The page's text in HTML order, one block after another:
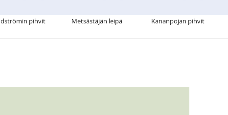
pihvit Metsästäjän leipä Kananpojan pihvit